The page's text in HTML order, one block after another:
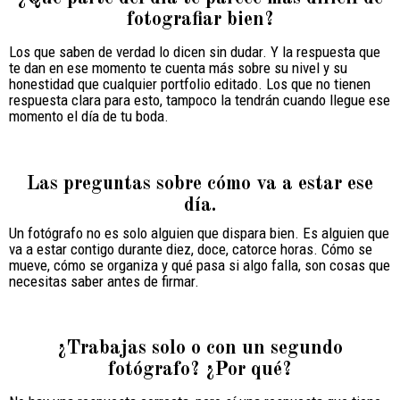
fotografiar bien?
Los que saben de verdad lo dicen sin dudar. Y la respuesta que
te dan en ese momento te cuenta más sobre su nivel y su
honestidad que cualquier portfolio editado. Los que no tienen
respuesta clara para esto, tampoco la tendrán cuando llegue ese
momento el día de tu boda.
Las preguntas sobre cómo va a estar ese
día.
Un fotógrafo no es solo alguien que dispara bien. Es alguien que
va a estar contigo durante diez, doce, catorce horas. Cómo se
mueve, cómo se organiza y qué pasa si algo falla, son cosas que
necesitas saber antes de firmar.
¿Trabajas solo o con un segundo
fotógrafo? ¿Por qué?